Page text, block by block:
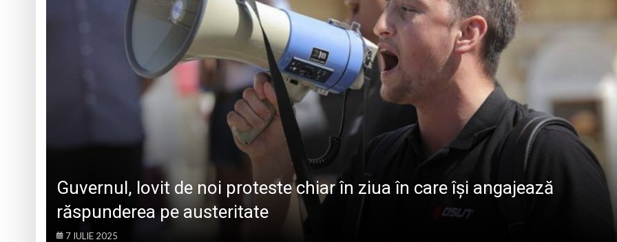
Prognoza meteo Maramureș, sâmbătă 8 august 2026
Tatiana Stepa, vocea care nu s-a stins. De la Cenaclul Flacăra la scena folk
Într-o zi de 7 august s-a stins Badea Cârțan, „dacul” care a ajuns pe jos la
Colectivul de antrenori al A.F.C. Progresul Baia Mare s-a mărit: Vasile Mariș
CLUJ-NAPOCA
Guvernul, lovit de noi proteste chiar în ziua în care își angajează
răspunderea pe austeritate
7 IULIE 2025